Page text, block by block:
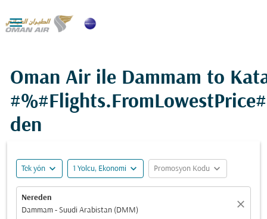

Oman Air ile Dammam to
den
Tek yön expand_more 1 Yolcu, Ekonomi expand_more Promosyon Kodu expand_more
Nereden
Dammam - Suudi Arabistan (DMM)
close